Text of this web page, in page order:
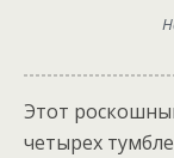
Этот
четырех